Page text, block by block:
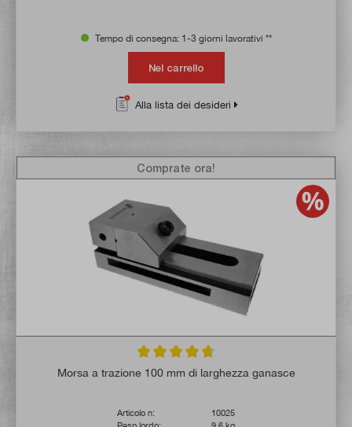
Tempo di consegna: 1-3 giorni lavorativi **
Nel carrello
Alla lista dei desideri
Valutazione media di 4.8 su 5 stelle
Morsa a trazione 100 mm di larghezza ganasce
Articolo n:
10025
Comprate ora!